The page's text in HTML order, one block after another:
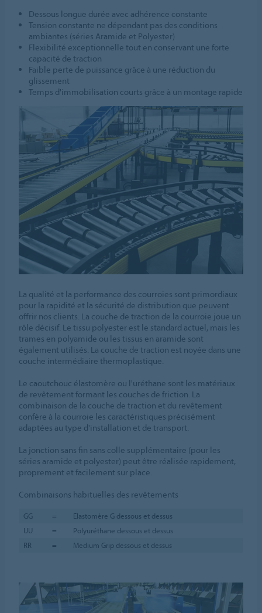
Dessous longue durée avec adhérence constante
Tension constante ne dépendant pas des conditions
ambiantes (séries Aramide et Polyester)
Flexibilité exceptionnelle tout en conservant une forte
capacité de traction
Faible perte de puissance grâce à une réduction du
glissement
Temps d'immobilisation courts grâce à un montage rapide
La qualité et la performance des courroies sont primordiaux
pour la rapidité et la sécurité de distribution que peuvent
offrir nos clients. La couche de traction de la courroie joue un
rôle décisif. Le tissu polyester est le standard actuel, mais les
trames en polyamide ou les tissus en aramide sont
également utilisés. La couche de traction est noyée dans une
couche intermédiaire thermoplastique.
Le caoutchouc élastomère ou l'uréthane sont les matériaux
de revêtement formant les couches de friction. La
combinaison de la couche de traction et du revêtement
confère à la courroie les caractéristiques précisément
adaptées au type d'installation et de transport.
La jonction sans fin sans colle supplémentaire (pour les
séries aramide et polyester) peut être réalisée rapidement,
proprement et facilement sur place.
Combinaisons habituelles des revêtements
GG =
Élastomère G dessous et dessus
UU
=
Polyuréthane dessous et dessus
RR
= Medium Grip dessous et dessus